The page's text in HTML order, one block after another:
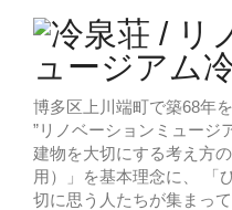
博多区上川端町で築68年
”リノベーションミュージ
建物を大切にする考え方
用）」を基本理念に、 「
切に思う人たちが集まっ